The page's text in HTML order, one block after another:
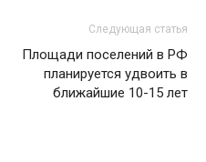
Следующая статья
Площади поселений в РФ
планируется удвоить в
ближайшие 10-15 лет